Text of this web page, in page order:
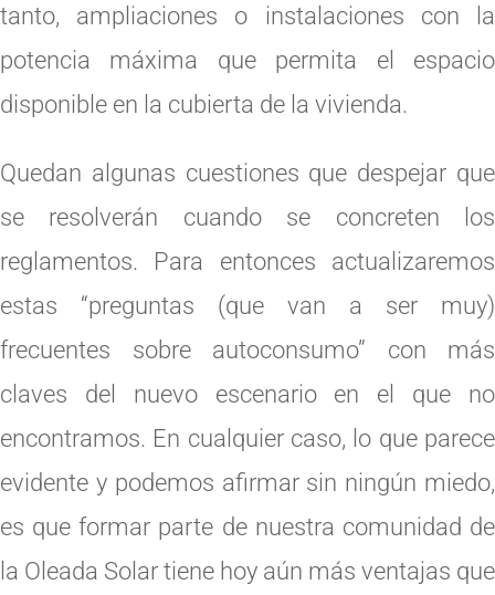
tanto, ampliaciones o instalaciones con la
potencia máxima que permita el espacio
disponible en la cubierta de la vivienda.
Quedan algunas cuestiones que despejar que
se resolverán cuando se concreten los
reglamentos. Para entonces actualizaremos
estas “preguntas (que van a ser muy)
frecuentes sobre autoconsumo” con más
claves del nuevo escenario en el que no
encontramos. En cualquier caso, lo que parece
evidente y podemos afirmar sin ningún miedo,
es que formar parte de nuestra comunidad de
la Oleada Solar tiene hoy aún más ventajas que